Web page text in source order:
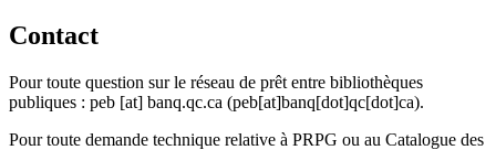
Contact
Pour toute question sur le réseau de prêt entre bibliothèques
publiques : peb [at] banq.qc.ca (peb[at]banq[dot]qc[dot]ca).
Pour toute demande technique relative à PRPG ou au Catalogue des